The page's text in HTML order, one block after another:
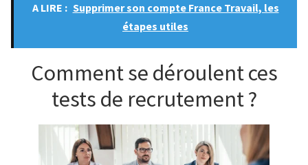
A LIRE : Supprimer son compte France Travail, les
étapes utiles
Comment se déroulent ces
tests de recrutement ?